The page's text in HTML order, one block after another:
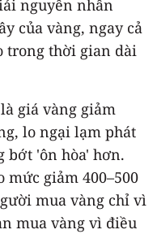
nguyên nhân
của vàng, ngay cả
trong thời gian dài
giá vàng giảm
lo ngại lạm phát
bớt 'ôn hòa' hơn.
giảm 400–500
mua vàng chỉ vì
mua vàng vì điều